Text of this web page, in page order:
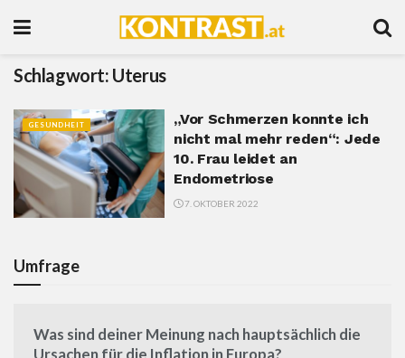
Schlagwort: Uterus
GESUNDHEIT
„Vor Schmerzen konnte ich
nicht mal mehr reden“: Jede
10. Frau leidet an
Endometriose
7. OKTOBER 2022
Umfrage
Was sind deiner Meinung nach hauptsächlich die
Ursachen für die Inflation in Europa?